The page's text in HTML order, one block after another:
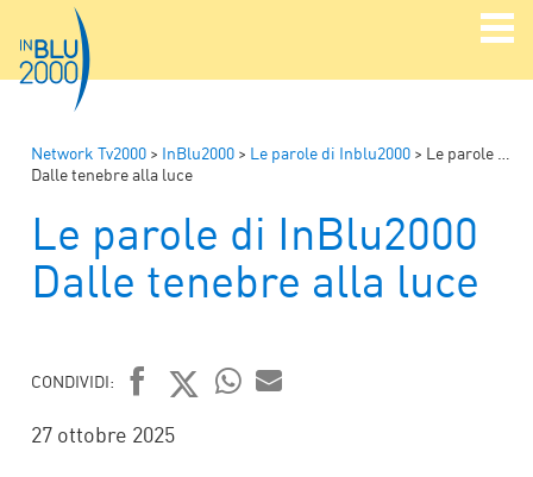
Network Tv2000 > InBlu2000 > Le parole di Inblu2000 > Le parole di InBlu2000
Dalle tenebre alla luce
Le parole di InBlu2000
Dalle tenebre alla luce
CONDIVIDI:
FACEBOOK
TWITTER
27 ottobre 2025